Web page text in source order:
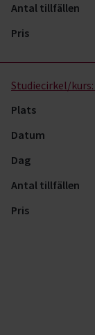
Antal tillfällen
Pris
Studiecirkel/kurs:
Plats
Datum
Dag
Antal tillfällen
Pris